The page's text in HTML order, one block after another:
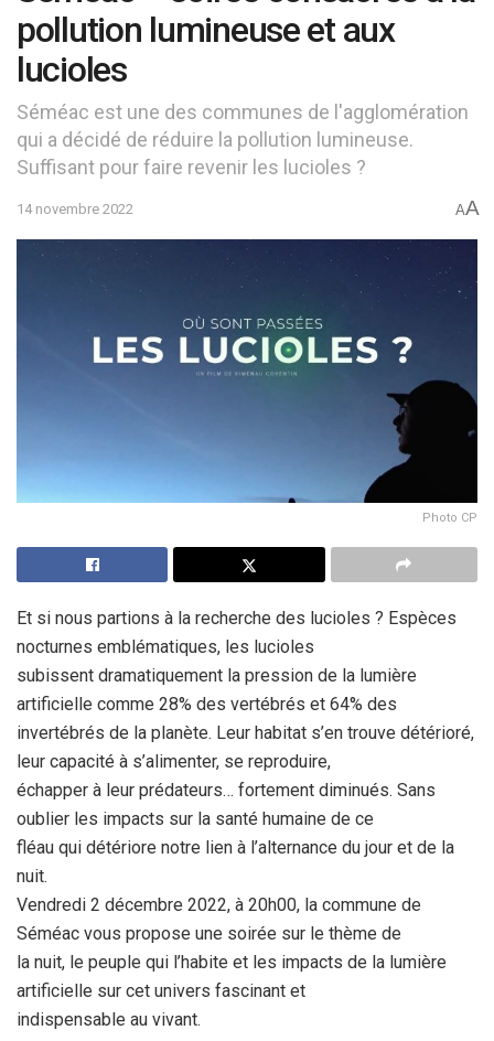
pollution lumineuse et aux
lucioles
Séméac est une des communes de l'agglomération
qui a décidé de réduire la pollution lumineuse.
Suffisant pour faire revenir les lucioles ?
14 novembre 2022 AA
Photo CP
Et si nous partions à la recherche des lucioles ? Espèces
nocturnes emblématiques, les lucioles
subissent dramatiquement la pression de la lumière
artificielle comme 28% des vertébrés et 64% des
invertébrés de la planète. Leur habitat s’en trouve détérioré,
leur capacité à s’alimenter, se reproduire,
échapper à leur prédateurs… fortement diminués. Sans
oublier les impacts sur la santé humaine de ce
fléau qui détériore notre lien à l’alternance du jour et de la
nuit.
Vendredi 2 décembre 2022, à 20h00, la commune de
Séméac vous propose une soirée sur le thème de
la nuit, le peuple qui l’habite et les impacts de la lumière
artificielle sur cet univers fascinant et
indispensable au vivant.